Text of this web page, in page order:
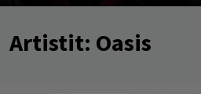
Artistit: Oasis